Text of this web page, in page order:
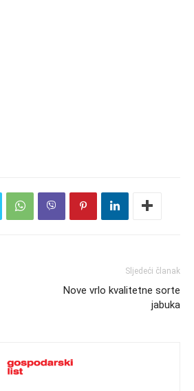
Sljedeći članak
Nove vrlo kvalitetne sorte
jabuka